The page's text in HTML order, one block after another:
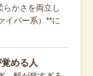
かさを両立し
イバー系）**に
める人